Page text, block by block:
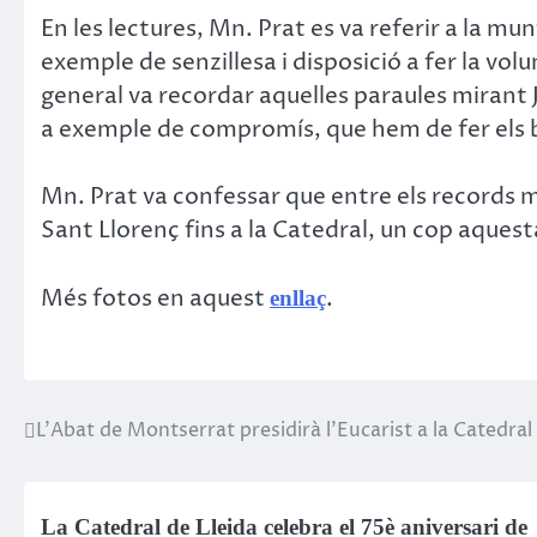
En les lectures, Mn. Prat es va referir a la
exemple de senzillesa i disposició a fer la
general va recordar aquelles paraules mirant
a exemple de compromís, que hem de fer
Mn. Prat va confessar que entre els records
Sant Llorenç fins a la Catedral, un cop
Més fotos en aquest enllaç.
Post
L’Abat de Montserrat presidirà l’Eucarist a la Catedral
La Catedral de Lleida celebra el 75è aniversari de